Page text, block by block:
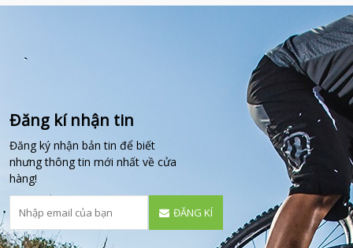
Đăng kí nhận tin
Đăng ký nhận bản tin để biết
nhưng thông tin mới nhất về cửa
hàng!
ĐĂNG KÍ